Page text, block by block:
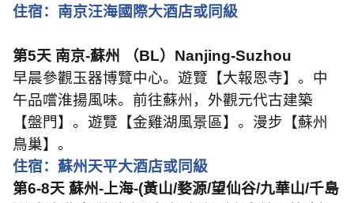
住宿：南京汪海國際大酒店或同級
第5天 南京-蘇州 （BL） Nanjing-Suzhou
早晨參觀玉器博覽中心。遊覽【大報恩寺】。中
午品嚐淮揚風味。前往蘇州，外觀元代古建築
【盤門】。遊覽【金雞湖風景區】。漫步【蘇州
鳥巢】。
住宿：蘇州天平大酒店或同級
第6-8天 蘇州-上海-(黃山/婺源/望仙谷/九華山/千島